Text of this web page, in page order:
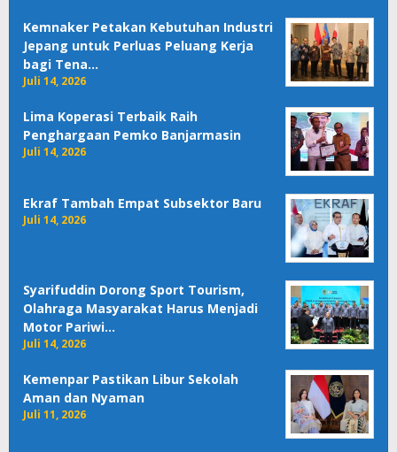
Kemnaker Petakan Kebutuhan Industri
Jepang untuk Perluas Peluang Kerja
bagi Tena…
Juli 14, 2026
Lima Koperasi Terbaik Raih
Penghargaan Pemko Banjarmasin
Juli 14, 2026
Ekraf Tambah Empat Subsektor Baru
Juli 14, 2026
Syarifuddin Dorong Sport Tourism,
Olahraga Masyarakat Harus Menjadi
Motor Pariwi…
Juli 14, 2026
Kemenpar Pastikan Libur Sekolah
Aman dan Nyaman
Juli 11, 2026